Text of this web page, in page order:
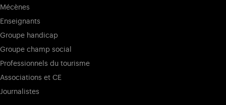
Mécènes
Enseignants
Groupe handicap
Groupe champ social
Professionnels du tourisme
Associations et CE
Journalistes